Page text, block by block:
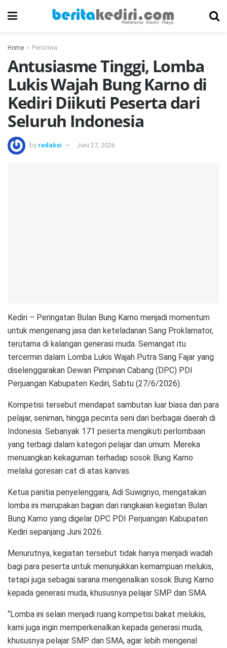
Home Peristiwa
Antusiasme Tinggi, Lomba
Lukis Wajah Bung Karno di
Kediri Diikuti Peserta dari
Seluruh Indonesia
by redaksi Juni 27, 2026
Kediri – Peringatan Bulan Bung Karno menjadi momentum
untuk mengenang jasa dan keteladanan Sang Proklamator,
terutama di kalangan generasi muda. Semangat itu
tercermin dalam Lomba Lukis Wajah Putra Sang Fajar yang
diselenggarakan Dewan Pimpinan Cabang (DPC) PDI
Perjuangan Kabupaten Kediri, Sabtu (27/6/2026).
Kompetisi tersebut mendapat sambutan luar biasa dari para
pelajar, seniman, hingga pecinta seni dari berbagai daerah di
Indonesia. Sebanyak 171 peserta mengikuti perlombaan
yang terbagi dalam kategori pelajar dan umum. Mereka
menuangkan kekaguman terhadap sosok Bung Karno
melalui goresan cat di atas kanvas.
Ketua panitia penyelenggara, Adi Suwignyo, mengatakan
lomba ini merupakan bagian dari rangkaian kegiatan Bulan
Bung Karno yang digelar DPC PDI Perjuangan Kabupaten
Kediri sepanjang Juni 2026.
Menurutnya, kegiatan tersebut tidak hanya menjadi wadah
bagi para peserta untuk menunjukkan kemampuan melukis,
tetapi juga sebagai sarana mengenalkan sosok Bung Karno
kepada generasi muda, khususnya pelajar SMP dan SMA.
“Lomba ini selain menjadi ruang kompetisi bakat melukis,
kami juga ingin memperkenalkan kepada generasi muda,
khususnya pelajar SMP dan SMA, agar lebih mengenal